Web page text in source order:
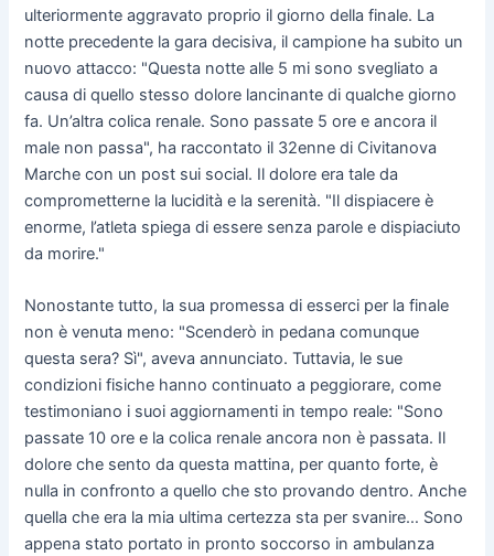
ulteriormente aggravato proprio il giorno della finale. La
notte precedente la gara decisiva, il campione ha subito un
nuovo attacco: "Questa notte alle 5 mi sono svegliato a
causa di quello stesso dolore lancinante di qualche giorno
fa. Un’altra colica renale. Sono passate 5 ore e ancora il
male non passa", ha raccontato il 32enne di Civitanova
Marche con un post sui social. Il dolore era tale da
comprometterne la lucidità e la serenità. "Il dispiacere è
enorme, l’atleta spiega di essere senza parole e dispiaciuto
da morire."
Nonostante tutto, la sua promessa di esserci per la finale
non è venuta meno: "Scenderò in pedana comunque
questa sera? Sì", aveva annunciato. Tuttavia, le sue
condizioni fisiche hanno continuato a peggiorare, come
testimoniano i suoi aggiornamenti in tempo reale: "Sono
passate 10 ore e la colica renale ancora non è passata. Il
dolore che sento da questa mattina, per quanto forte, è
nulla in confronto a quello che sto provando dentro. Anche
quella che era la mia ultima certezza sta per svanire… Sono
appena stato portato in pronto soccorso in ambulanza